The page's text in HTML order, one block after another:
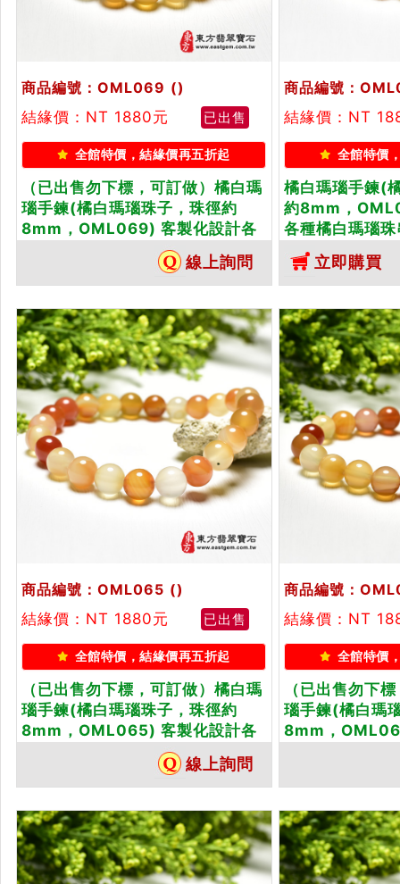
商品編號：OML069 ()
結緣價：NT 1880元
已出售
全館特價，結緣價再五折起
（已出售勿下標，可訂做）橘白瑪
瑙手鍊(橘白瑪瑙珠子，珠徑約
8mm，OML069) 客製化設計各
種橘白瑪瑙珠串、橘白瑪瑙珠子、
橘白瑪瑙手鍊、橘白瑪瑙手珠。★
附東方翡翠寶石保證卡
線上詢問
商品編號：
結緣價：NT
全館特價
橘白瑪瑙手鍊(
約8mm，
各種橘白瑪瑙
子、橘白瑪瑙
珠。★附東方
立即購買
商品編號：OML065 ()
結緣價：NT 1880元
已出售
全館特價，結緣價再五折起
（已出售勿下標，可訂做）橘白瑪
瑙手鍊(橘白瑪瑙珠子，珠徑約
8mm，OML065) 客製化設計各
種橘白瑪瑙珠串、橘白瑪瑙珠子、
橘白瑪瑙手鍊、橘白瑪瑙手珠。★
附東方翡翠寶石保證卡
線上詢問
商品編號：
結緣價：NT
全館特價
（已出售勿下
瑙手鍊(橘白瑪
8mm，
附東方翡翠寶